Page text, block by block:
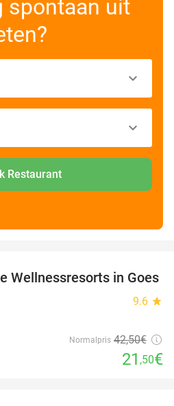
spontaan uit
Restaurant
49%
Wellnessresorts in Goes
9.6 star
Normalpris 42,50€
21 ,50€